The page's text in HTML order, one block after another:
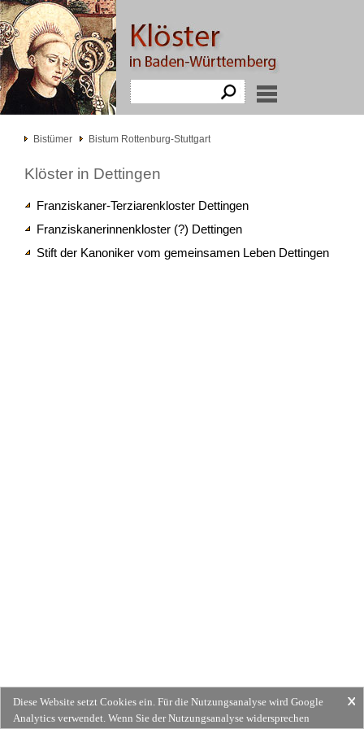
Bistümer Bistum Rottenburg-Stuttgart
Klöster in Dettingen
Franziskaner-Terziarenkloster Dettingen
Franziskanerinnenkloster (?) Dettingen
Stift der Kanoniker vom gemeinsamen Leben Dettingen
Diese Website setzt Cookies ein. Für die Nutzungsanalyse wird Google
Analytics verwendet. Wenn Sie der Nutzungsanalyse widersprechen